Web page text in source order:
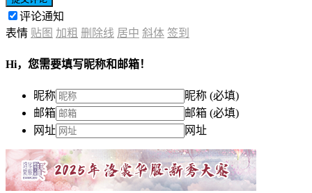
评论通知
表情 贴图 加粗 删除线 居中 斜体 签到
Hi，您需要填写昵称和邮箱！
昵称
昵称 (必填)
邮箱
邮箱 (必填)
网址
网址